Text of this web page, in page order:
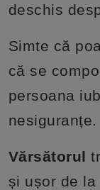
deschis
Simte că
că se
persoana
nesiguranțe.
Vărsătorul
și ușor de